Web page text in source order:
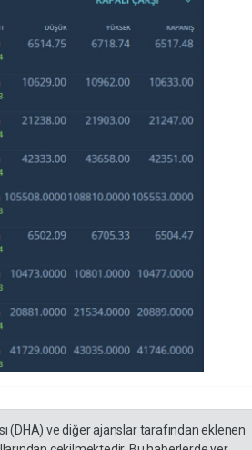
(DHA) ve diğer ajanslar tarafından eklenen